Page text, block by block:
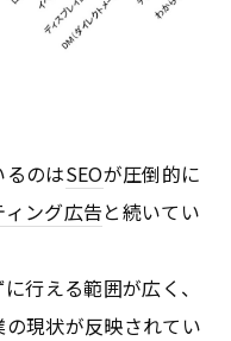
のはSEOが圧倒的に
ィング広告と続いてい
行える範囲が広く、
現状が反映されてい